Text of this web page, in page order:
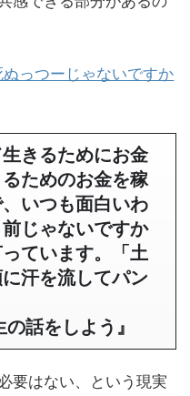
っつーじゃないですか
生きるためにお金
ためのお金を稼
いつも面白いわ
じゃないですか
ています。「土
汗を流してパン
話をしよう』
要はない、という現実